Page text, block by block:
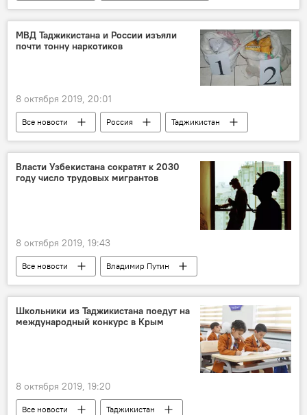
Нобелевская премия
Земля
МВД Таджикистана и России изъяли
почти тонну наркотиков
8 октября 2019, 20:01
Все новости Россия
Таджикистан
наркотики
Происшествия, ЧП, криминал
МВД Таджикистана
Власти Узбекистана сократят к 2030
году число трудовых мигрантов
8 октября 2019, 19:43
Все новости
Владимир Путин
Миграция
Узбекистан
Школьники из Таджикистана поедут на
международный конкурс в Крым
8 октября 2019, 19:20
Все новости
Таджикистан